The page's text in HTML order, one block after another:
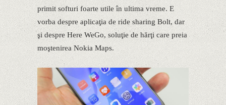
primit softuri foarte utile în ultima vreme. E
vorba despre aplicaţia de ride sharing Bolt, dar
şi despre Here WeGo, soluţie de hărţi care preia
moştenirea Nokia Maps.